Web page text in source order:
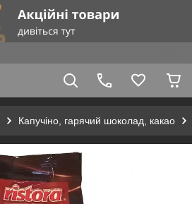
Капучіно, гарячий шоколад, какао